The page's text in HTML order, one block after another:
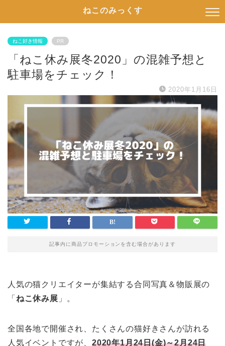
ねこのみっくす
ねこ好き情報 PR
「ねこ休み展冬2020」の混雑予想と
駐車場をチェック！
2020年1月16日
記事内に商品プロモーションを含む場合があります
人気の猫クリエイターが集結する合同写真＆物販展の
「 ねこ休み展 」。
全国各地で開催され、たくさんの猫好きさんが訪れる
人気イベントですが、 2020年1月24日(金)～2月24日